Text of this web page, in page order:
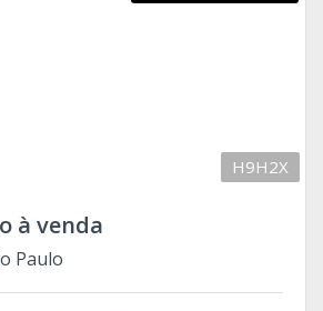
H9H2X
à venda
Paulo